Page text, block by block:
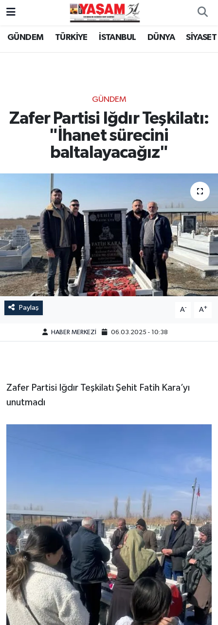
GÜNDEM TÜRKİYE İSTANBUL DÜNYA SİYASET
GÜNDEM
Zafer Partisi Iğdır Teşkilatı:
"İhanet sürecini
baltalayacağız"
Paylaş A- A+
HABER MERKEZİ 06.03.2025 - 10:38
Zafer Partisi Iğdır Teşkilatı Şehit Fatih Kara’yı
unutmadı